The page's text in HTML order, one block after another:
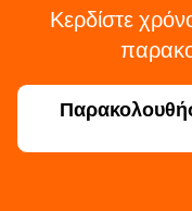
Κερδίστε